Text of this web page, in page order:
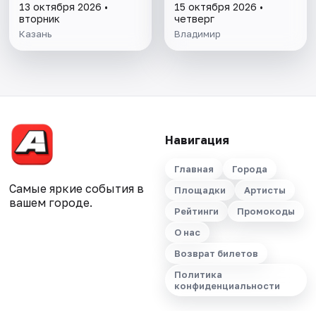
13 октября 2026 •
вторник
Казань
15 октября 2026 •
четверг
Владимир
Самые яркие события в
вашем городе.
Навигация
Главная
Города
Площадки
Артисты
Рейтинги
Промокоды
О нас
Возврат билетов
Политика
конфиденциальности